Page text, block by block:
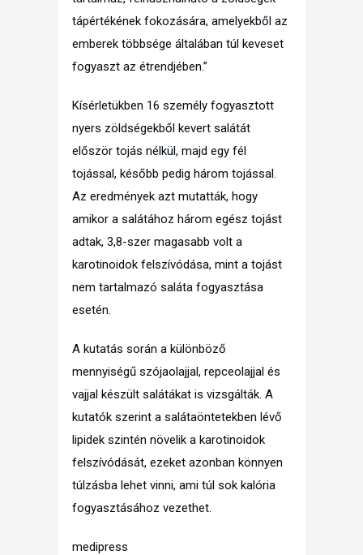
tápértékének fokozására, amelyekből az
emberek többsége általában túl keveset
fogyaszt az étrendjében.”
Kísérletükben 16 személy fogyasztott
nyers zöldségekből kevert salátát
először tojás nélkül, majd egy fél
tojással, később pedig három tojással.
Az eredmények azt mutatták, hogy
amikor a salátához három egész tojást
adtak, 3,8-szer magasabb volt a
karotinoidok felszívódása, mint a tojást
nem tartalmazó saláta fogyasztása
esetén.
A kutatás során a különböző
mennyiségű szójaolajjal, repceolajjal és
vajjal készült salátákat is vizsgálták. A
kutatók szerint a salátaöntetekben lévő
lipidek szintén növelik a karotinoidok
felszívódását, ezeket azonban könnyen
túlzásba lehet vinni, ami túl sok kalória
fogyasztásához vezethet.
medipress